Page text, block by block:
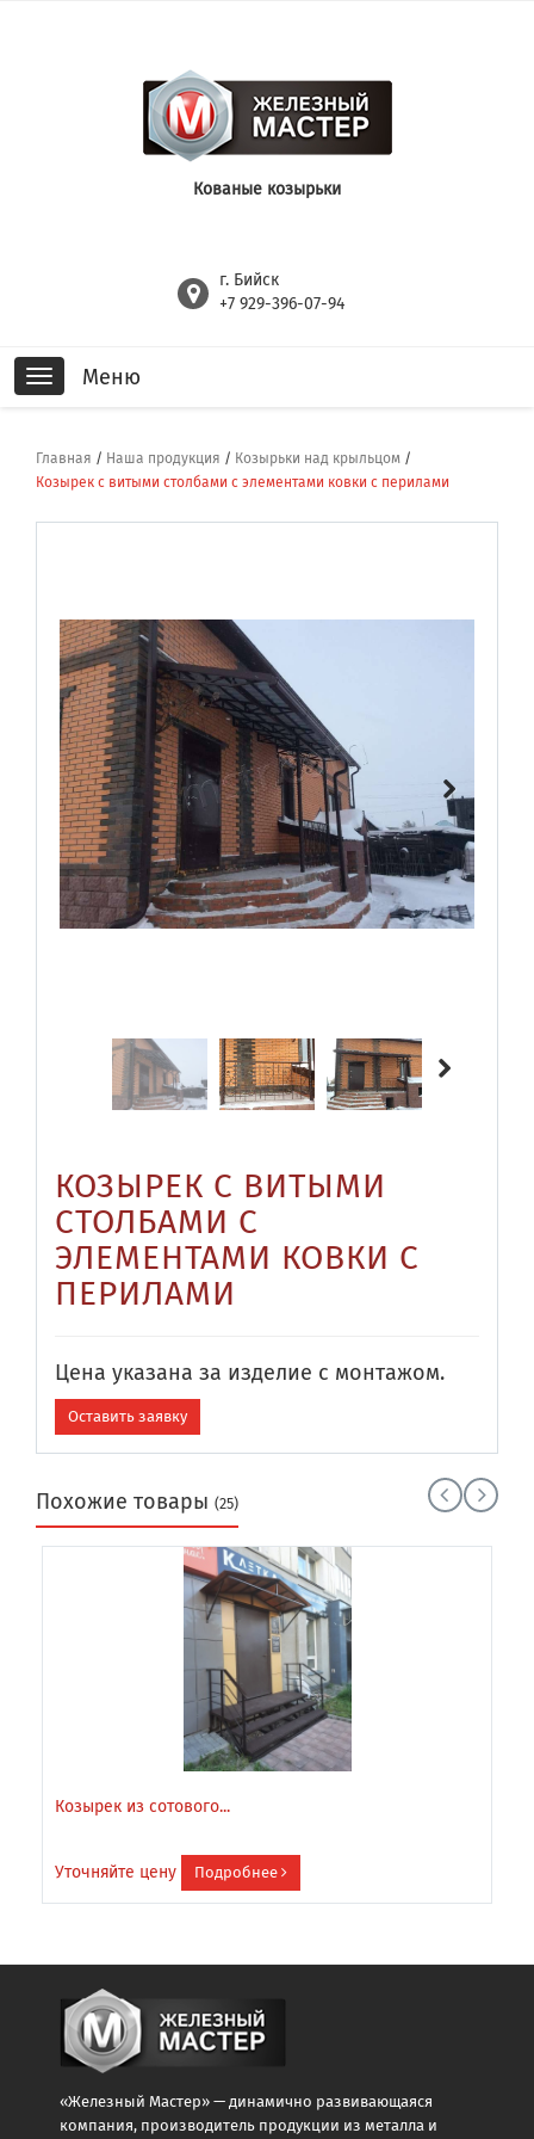
Кованые козырьки
г. Бийск
+7 929-396-07-94
Toggle
navigation
Меню
Главная / Наша продукция / Козырьки над крыльцом /
Козырек с витыми столбами с элементами ковки с перилами
КОЗЫРЕК С ВИТЫМИ
СТОЛБАМИ С
ЭЛЕМЕНТАМИ КОВКИ С
ПЕРИЛАМИ
Цена указана за изделие с монтажом.
Оставить заявку
Похожие товары (25)
Козырек из сотового...
Уточняйте цену Подробнее
«Железный Мастер» — динамично развивающаяся
компания, производитель продукции из металла и